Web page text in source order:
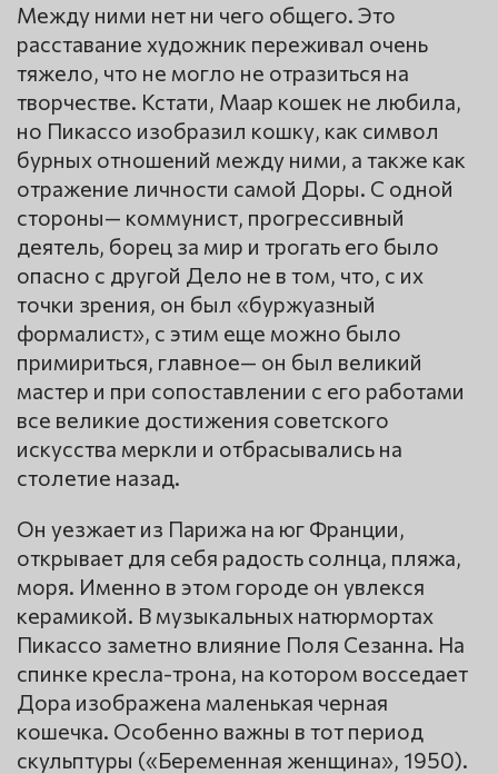
Между ними нет ни чего общего. Это
расставание художник переживал очень
тяжело, что не могло не отразиться на
творчестве. Кстати, Маар кошек не любила,
но Пикассо изобразил кошку, как символ
бурных отношений между ними, а также как
отражение личности самой Доры. С одной
стороны— коммунист, прогрессивный
деятель, борец за мир и трогать его было
опасно с другой Дело не в том, что, с их
точки зрения, он был «буржуазный
формалист», с этим еще можно было
примириться, главное— он был великий
мастер и при сопоставлении с его работами
все великие достижения советского
искусства меркли и отбрасывались на
столетие назад.
Он уезжает из Парижа на юг Франции,
открывает для себя радость солнца, пляжа,
моря. Именно в этом городе он увлекся
керамикой. В музыкальных натюрмортах
Пикассо заметно влияние Поля Сезанна. На
спинке кресла-трона, на котором восседает
Дора изображена маленькая черная
кошечка. Особенно важны в тот период
скульптуры («Беременная женщина», 1950).